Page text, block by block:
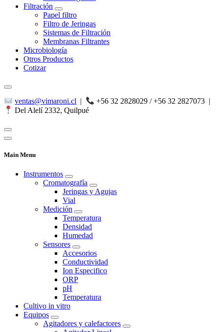
Filtración
Papel filtro
Filtro de Jeringas
Sistemas de Filtración
Membranas Filtrantes
Microbiología
Otros Productos
Cotizar
ventas@vimaroni.cl | +56 32 2828029 / +56 32 2827073 |
Del Alelí 2332, Quilpué
Main Menu
Instrumentos
Cromatografía
Jeringas y Agujas
Vial
Medición
Temperatura
Densidad
Humedad
Sensores
Accesorios
Conductividad
Ion Especifico
ORP
pH
Temperatura
Cultivo in vitro
Equipos
Agitadores y calefactores